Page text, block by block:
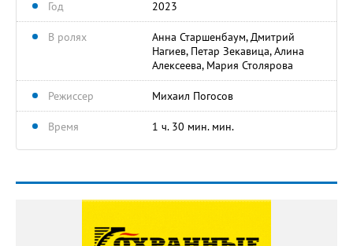
Год 2023
В ролях
Анна Старшенбаум, Дмитрий
Нагиев, Петар Зекавица, Алина
Алексеева, Мария Столярова
Режиссер Михаил Погосов
Время 1 ч. 30 мин. мин.